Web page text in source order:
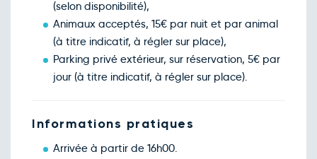
(selon disponibilité),
Animaux acceptés, 15€ par nuit et par animal
(à titre indicatif, à régler sur place),
Parking privé extérieur, sur réservation, 5€ par
jour (à titre indicatif, à régler sur place).
Informations pratiques
Arrivée à partir de 16h00.